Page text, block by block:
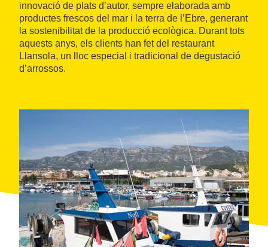
innovació de plats d’autor, sempre elaborada amb
productes frescos del mar i la terra de l’Ebre, generant
la sostenibilitat de la producció ecològica. Durant tots
aquests anys, els clients han fet del restaurant
Llansola, un lloc especial i tradicional de degustació
d’arrossos.